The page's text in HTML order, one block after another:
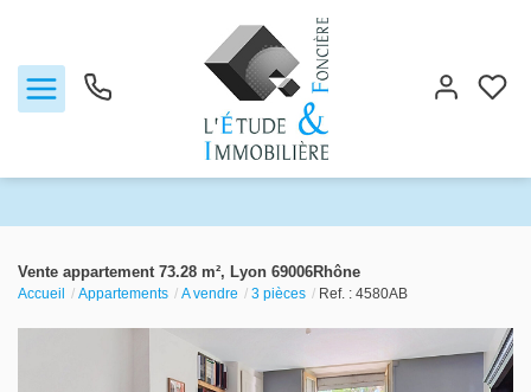
Biens vendus
Vente appartement 73.28 m², Lyon 69006Rhône
Accueil Appartements A vendre 3 pièces Ref. : 4580AB